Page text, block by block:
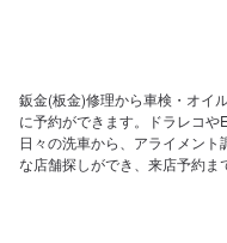
鈑金(板金)修理から車検・オイ
に予約ができます。ドラレコや
日々の洗車から、アライメン
な店舗探しができ、来店予約ま